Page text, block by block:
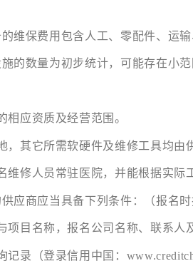
的维保费用包含人工、零配件、运
的数量为初步统计，可能存在小范
相应资质及经营范围。
，其它所需软硬件及维修工具均由
维修人员常驻医院，并能根据实际
应商应当具备下列条件：（报名时
项目名称，报名公司名称、联系人
记录（登录信用中国：